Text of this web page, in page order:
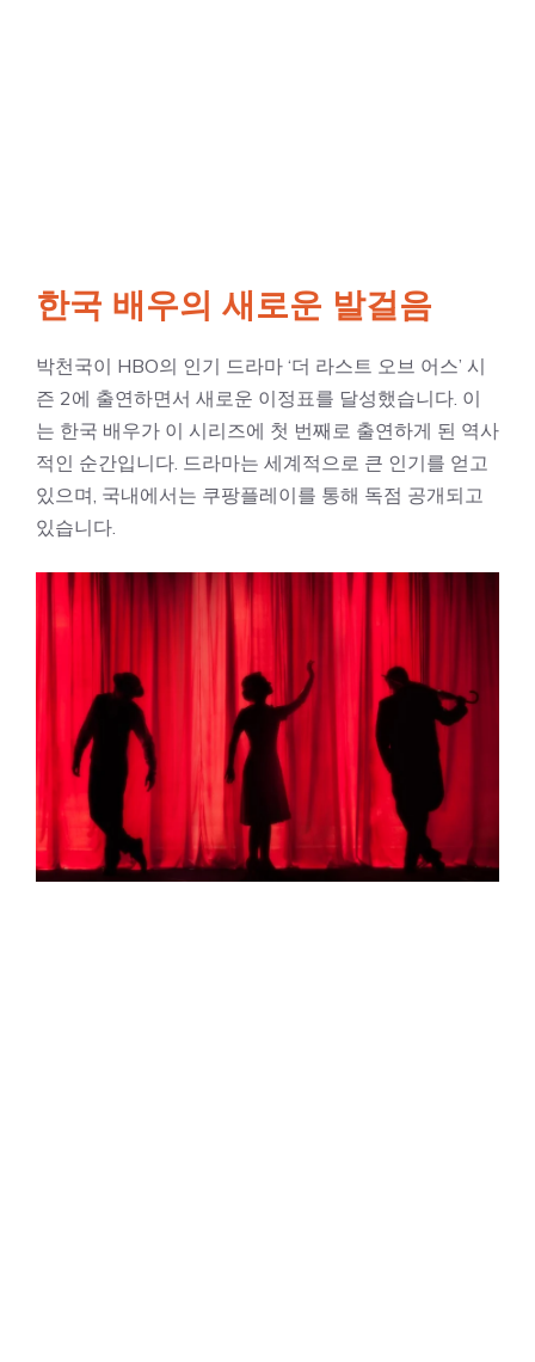
한국 배우의 새로운 발걸음
박천국이 HBO의 인기 드라마 ‘더 라스트 오브 어스’ 시
즌 2에 출연하면서 새로운 이정표를 달성했습니다. 이
는 한국 배우가 이 시리즈에 첫 번째로 출연하게 된 역사
적인 순간입니다. 드라마는 세계적으로 큰 인기를 얻고
있으며, 국내에서는 쿠팡플레이를 통해 독점 공개되고
있습니다.